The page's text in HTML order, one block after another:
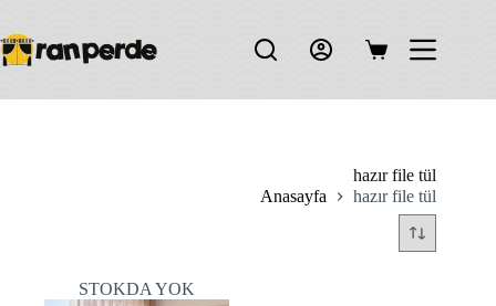
content
Shopping
hazır file tül
Anasayfa
hazır file tül
STOKDA YOK